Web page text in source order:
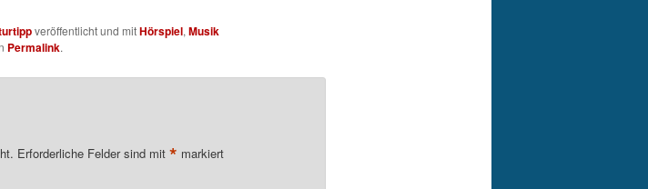
veröffentlicht und mitHörspiel, Musik
Permalink.
Erforderliche Felder sind mit * markiert